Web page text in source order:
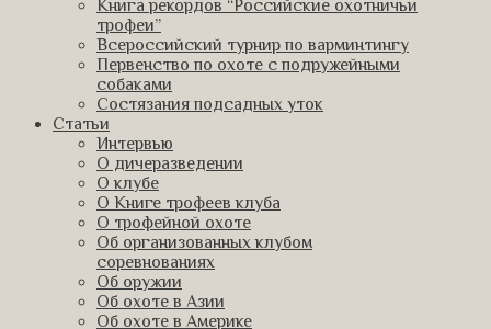
Книга рекордов “Российские охотничьи
трофеи”
Всероссийский турнир по варминтингу
Первенство по охоте с подружейными
собаками
Состязания подсадных уток
Статьи
Интервью
О дичеразведении
О клубе
О Книге трофеев клуба
О трофейной охоте
Об организованных клубом
соревнованиях
Об оружии
Об охоте в Азии
Об охоте в Америке